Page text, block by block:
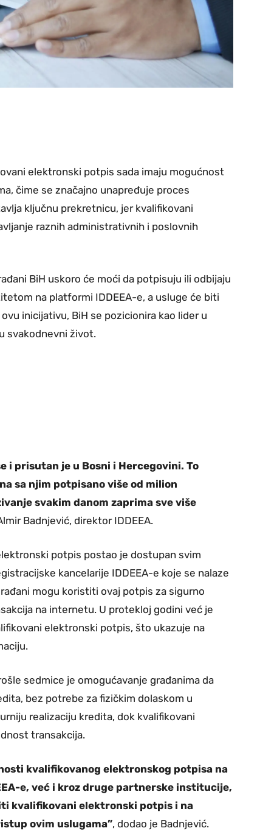
elektronski potpis sada imaju mogućnost
čime se značajno unapređuje proces
ključnu prekretnicu, jer kvalifikovani
raznih administrativnih i poslovnih
BiH uskoro će moći da potpisuju ili odbijaju
na platformi IDDEEA-e, a usluge će biti
inicijativu, BiH se pozicionira kao lider u
svakodnevni život.
i prisutan je u Bosni i Hercegovini. To
sa njim potpisano više od milion
svakim danom zaprima sve više
Badnjević, direktor IDDEEA.
potpis postao je dostupan svim
kancelarije IDDEEA-e koje se nalaze
mogu koristiti ovaj potpis za sigurno
na internetu. U protekloj godini već je
elektronski potpis, što ukazuje na
sedmice je omogućavanje građanima da
bez potrebe za fizičkim dolaskom u
realizaciju kredita, dok kvalifikovani
transakcija.
kvalifikovanog elektronskog potpisa na
e, već i kroz druge partnerske institucije,
kvalifikovani elektronski potpis i na
ovim uslugama”, dodao je Badnjević.